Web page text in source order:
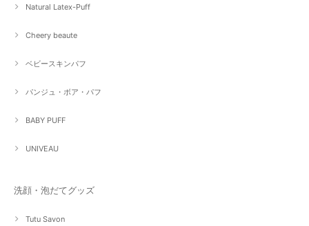
Natural Latex-Puff
Cheery beaute
ベビースキンパフ
パンジュ・ボア・パフ
BABY PUFF
UNIVEAU
洗顔・泡だてグッズ
Tutu Savon